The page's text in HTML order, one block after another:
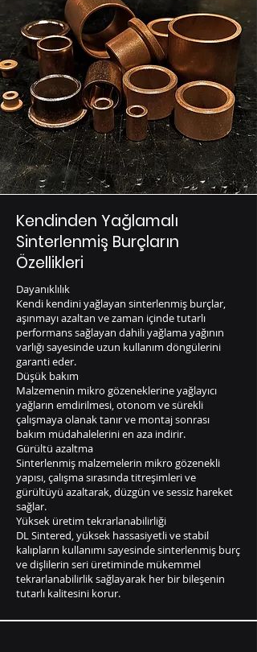
Kendinden Yağlamalı
Sinterlenmiş Burçların
Özellikleri
Dayanıklılık
Kendi kendini yağlayan sinterlenmiş burçlar,
aşınmayı azaltan ve zaman içinde tutarlı
performans sağlayan dahili yağlama yağının
varlığı sayesinde uzun kullanım döngülerini
garanti eder.
Düşük bakım
Malzemenin mikro gözeneklerine yağlayıcı
yağların emdirilmesi, otonom ve sürekli
çalışmaya olanak tanır ve montaj sonrası
bakım müdahalelerini en aza indirir.
Gürültü azaltma
Sinterlenmiş malzemelerin mikro gözenekli
yapısı, çalışma sırasında titreşimleri ve
gürültüyü azaltarak, düzgün ve sessiz hareket
sağlar.
Yüksek üretim tekrarlanabilirliği
DL Sintered, yüksek hassasiyetli ve stabil
kalıpların kullanımı sayesinde sinterlenmiş burç
ve dişlilerin seri üretiminde mükemmel
tekrarlanabilirlik sağlayarak her bir bileşenin
tutarlı kalitesini korur.